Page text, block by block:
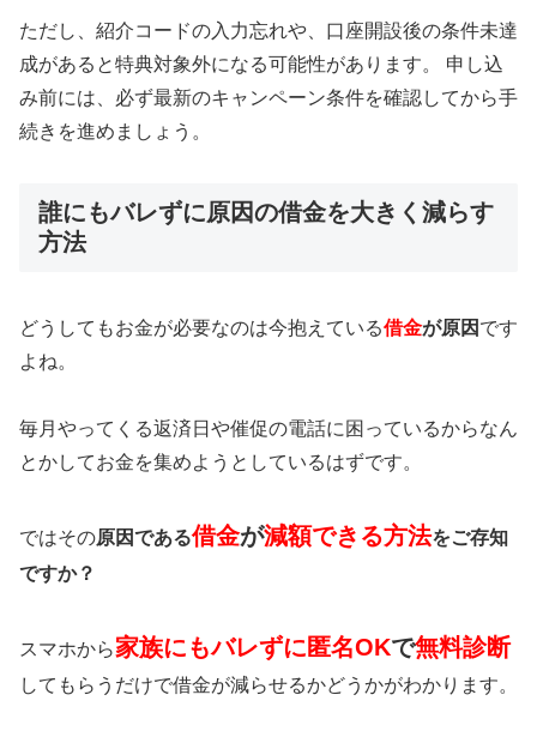
ただし、紹介コードの入力忘れや、口座開設後の条件未達
成があると特典対象外になる可能性があります。 申し込
み前には、必ず最新のキャンペーン条件を確認してから手
続きを進めましょう。
誰にもバレずに原因の借金を大きく減らす
方法
どうしてもお金が必要なのは今抱えている借金が原因 です
よね。
毎月やってくる返済日や催促の電話に困っているからなん
とかしてお金を集めようとしているはずです。
ではその原因である借金が減額できる方法をご存知
ですか？
スマホから家族にもバレずに匿名OKで無料診断
してもらうだけで借金が減らせるかどうかがわかります。